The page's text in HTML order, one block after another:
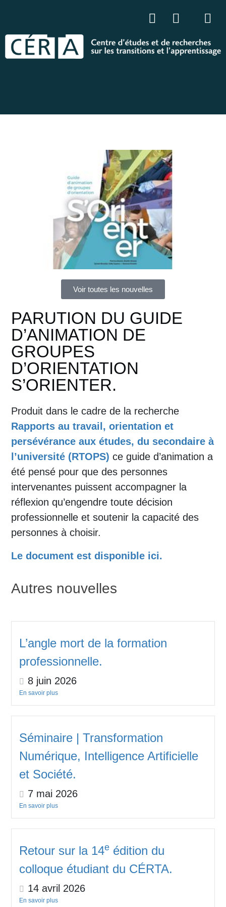
Voir toutes les nouvelles
PARUTION DU GUIDE
D’ANIMATION DE
GROUPES
D’ORIENTATION
S’ORIENTER.
Produit dans le cadre de la recherche
Rapports au travail, orientation et
persévérance aux études, du secondaire à
l’université (RTOPS) ce guide d’animation a
été pensé pour que des personnes
intervenantes puissent accompagner la
réflexion qu’engendre toute décision
professionnelle et soutenir la capacité des
personnes à choisir.
Le document est disponible ici.
Autres nouvelles
L’angle mort de la formation
professionnelle.
8 juin 2026
En savoir plus
Séminaire | Transformation
Numérique, Intelligence Artificielle
et Société.
7 mai 2026
En savoir plus
Retour sur la 14e édition du
colloque étudiant du CÉRTA.
14 avril 2026
En savoir plus